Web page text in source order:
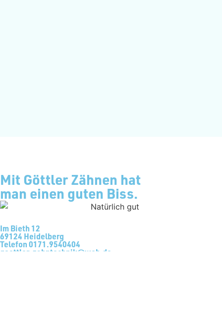
Mit Göttler Zähnen hat
man einen guten Biss.
Im Bieth 12
69124 Heidelberg
Telefon 0171.9540404
goettler-zahntechnik@web.de